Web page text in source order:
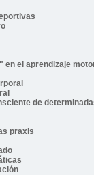
en el aprendizaje
de
praxis